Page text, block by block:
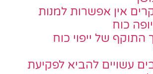
אין אפשרות למנות
כוח
של ייפוי כוח
עשויים להביא לפקיעת